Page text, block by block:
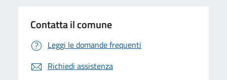
Contatta il comune
Leggi le domande frequenti
Richiedi assistenza